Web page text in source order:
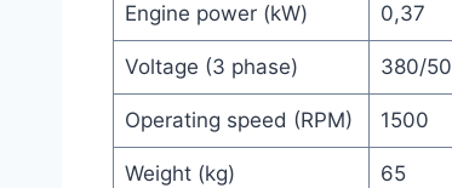
Engine power (kW) 0,37
Voltage (3 phase) 380/50
Operating speed (RPM) 1500
Weight (kg) 65